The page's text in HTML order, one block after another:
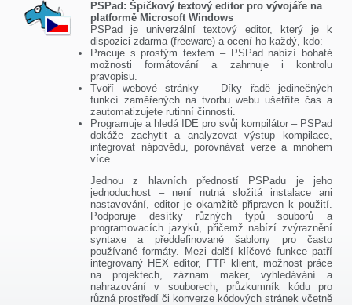
PSPad: Špičkový textový editor pro vývojáře na
platformě Microsoft Windows
PSPad je univerzální textový editor, který je k
dispozici zdarma (freeware) a ocení ho každý, kdo:
Pracuje s prostým textem – PSPad nabízí bohaté
možnosti formátování a zahrnuje i kontrolu
pravopisu.
Tvoří webové stránky – Díky řadě jedinečných
funkcí zaměřených na tvorbu webu ušetříte čas a
zautomatizujete rutinní činnosti.
Programuje a hledá IDE pro svůj kompilátor – PSPad
dokáže zachytit a analyzovat výstup kompilace,
integrovat nápovědu, porovnávat verze a mnohem
více.
Jednou z hlavních předností PSPadu je jeho
jednoduchost – není nutná složitá instalace ani
nastavování, editor je okamžitě připraven k použití.
Podporuje desítky různých typů souborů a
programovacích jazyků, přičemž nabízí zvýraznění
syntaxe a předdefinované šablony pro často
používané formáty. Mezi další klíčové funkce patří
integrovaný HEX editor, FTP klient, možnost práce
na projektech, záznam maker, vyhledávání a
nahrazování v souborech, průzkumník kódu pro
různá prostředí či konverze kódových stránek včetně